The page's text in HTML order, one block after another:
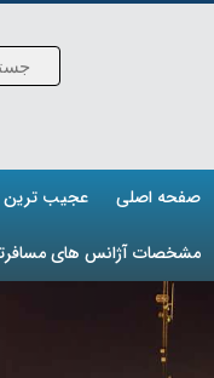
صفحه اصلی عجیب ترین
مشخصات آژانس های